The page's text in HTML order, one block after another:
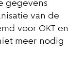
gegevens
van de
voor OKT en
meer nodig